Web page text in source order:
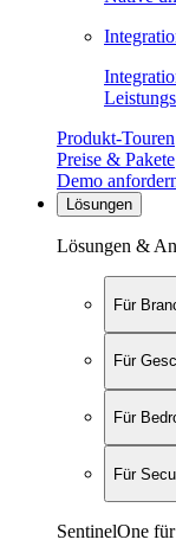
Produkt-Touren
Preise & Pakete
Demo
Lösungen
Lösungen &
Für
Für
Für
Für
SentinelOne